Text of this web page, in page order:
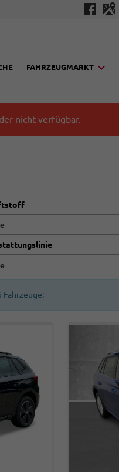
FAHRZEUGMARKT
nicht verfügbar.
Fahrzeuge: